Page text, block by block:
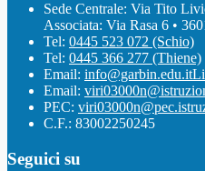
Sede Centrale: Via Tito
Associata: Via Rasa 6 •
Tel: 0445 523 072 (Schio)
Tel: 0445 366 277 (Thiene)
Email: info@garbin.edu.it
Email:
PEC:
C.F.: 83002250245
Seguici su